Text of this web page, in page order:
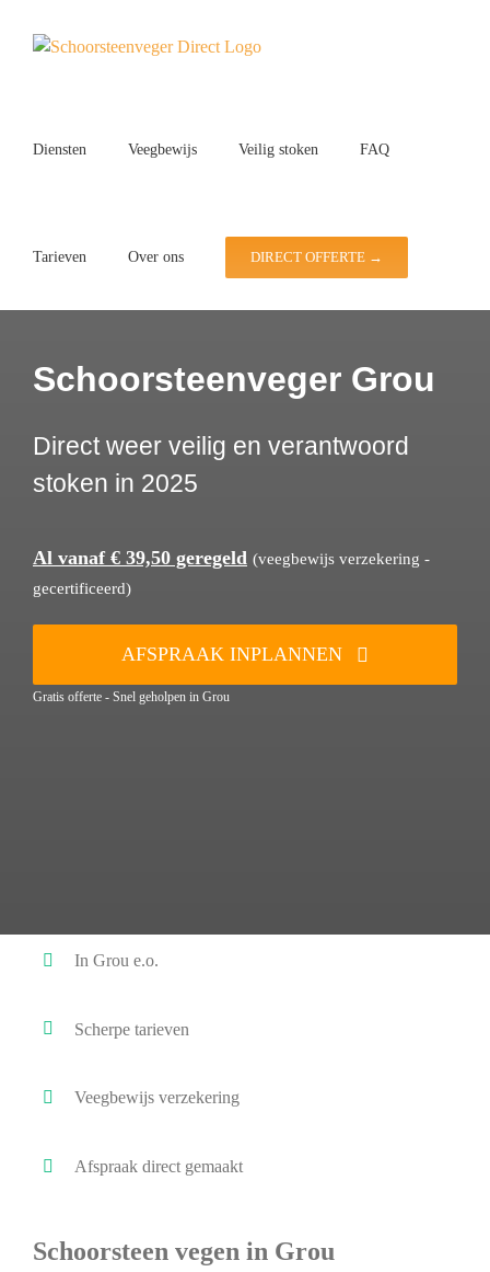
Diensten Veegbewijs Veilig stoken FAQ
Tarieven Over ons DIRECT OFFERTE →
Schoorsteenveger Grou
Direct weer veilig en verantwoord
stoken in 2025
Al vanaf € 39,50 geregeld (veegbewijs verzekering -
gecertificeerd)
AFSPRAAK INPLANNEN
Gratis offerte - Snel geholpen in Grou
In Grou e.o.
Scherpe tarieven
Veegbewijs verzekering
Afspraak direct gemaakt
Schoorsteen vegen in Grou